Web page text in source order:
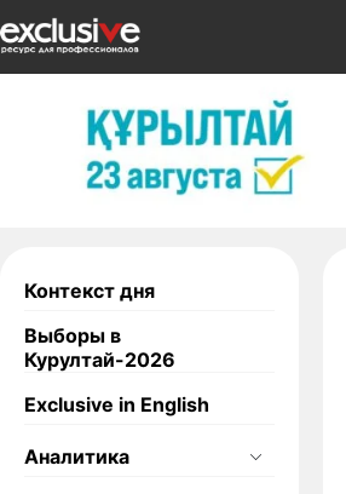
Контекст дня
Выборы в
Курултай-2026
Exclusive in English
Аналитика